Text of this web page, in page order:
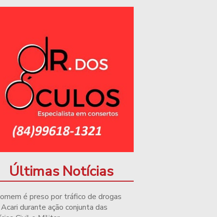
Últimas Notícias
é preso por tráfico de drogas
durante ação conjunta das